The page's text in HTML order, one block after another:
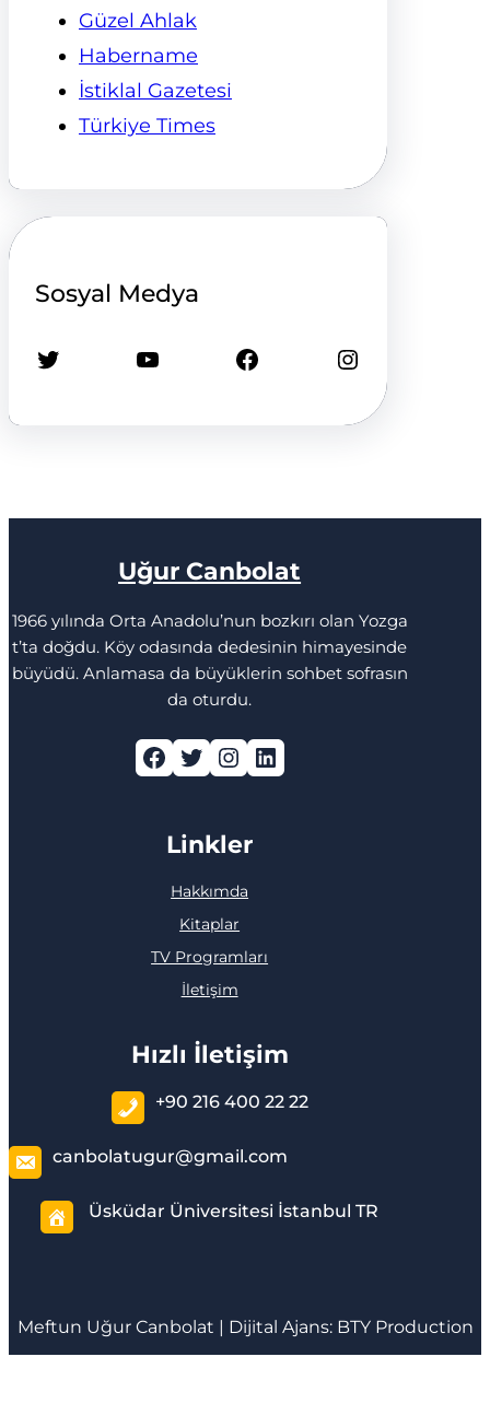
Güzel Ahlak
Habername
İstiklal Gazetesi
Türkiye Times
Sosyal Medya
Twitter YouTube Facebook Instagram
Uğur Canbolat
1966 yılında Orta Anadolu’nun bozkırı olan Yozga
t’ta doğdu. Köy odasında dedesinin himayesinde
büyüdü. Anlamasa da büyüklerin sohbet sofrasın
da oturdu.
Facebook Twitter Instagram LinkedIn
Linkler
Hakkımda
Kitaplar
TV Programları
İletişim
Hızlı İletişim
+90 216 400 22 22
canbolatugur@gmail.com
Üsküdar Üniversitesi İstanbul TR
Meftun Uğur Canbolat | Dijital Ajans: BTY Production